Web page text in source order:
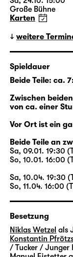
Vermächtnis
das Walter
Beide lernen
sind auf ihre
unterwegs ist;
Wochen
Stück, das
„Loved Boy“
zwischen
Walter
alle anderen:
eine
Beginnend im
kreuzen sich
Paare stehen
Walter und
weitere
Große Bühne
Karten
weitere
Spieldauer
Beide Teile: ca.
Zwischen
von ca. einer
Vor Ort ist ein
Beide Teile an
Sa, 09.01. 19:30
So, 10.01. 16:00
Sa, 10.04. 19:30
So, 11.04. 16:00
Besetzung
Niklas Wetzel als
Konstantin
/ Tucker / Junger